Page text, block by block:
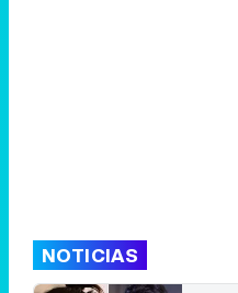
NOTICIAS